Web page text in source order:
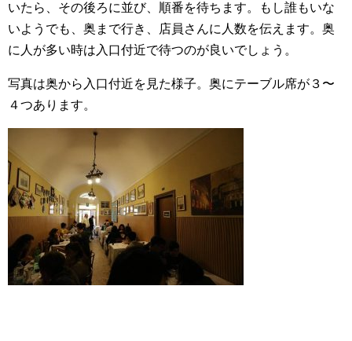
いたら、その後ろに並び、順番を待ちます。もし誰もいな
いようでも、奥まで行き、店員さんに人数を伝えます。奥
に人が多い時は入口付近で待つのが良いでしょう。
写真は奥から入口付近を見た様子。奥にテーブル席が３〜
４つあります。